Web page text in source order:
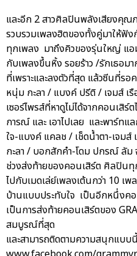
และอีก 2 สาวศิลปินพลังเสียงคุณ
รวบรวมเพลงฮิตของทั้งคู่มาให้ฟั
ทุกเพลง มาถึงคิวของรุ่นใหญ่ แ
กับเพลงขึ้นหิ้ง รอยร้าว /รักเธอม
ที่เพราะและลงตัวที่สุด แล้วซีนที่ร
หนุ่ม กะลา / แบงค์ ปรีติ / เจมส์
เซอร์ไพรส์ที่หาดูไม่ได้จากคอนเสิ
การณ์ และ เอาไปเลย และพาร์ท
ใจ-แบงค์ แคลช / เช็ดน้ำตา-เจม
กะลา / บอกสักคำ-โดม ปกรณ์ ลั
ช่วงส่งท้ายของคอนเสิร์ต ศิลปิน
ไปกับเมดเล่ย์เพลงเต้นกว่า 10
บ้านแบบประทับใจ เป็นอีกหนึ่งค
เป็นการส่งท้ายคอนเสิร์ตของ
สมบูรณ์ที่สุด
และสามารถติดตามความสนุกแบบ